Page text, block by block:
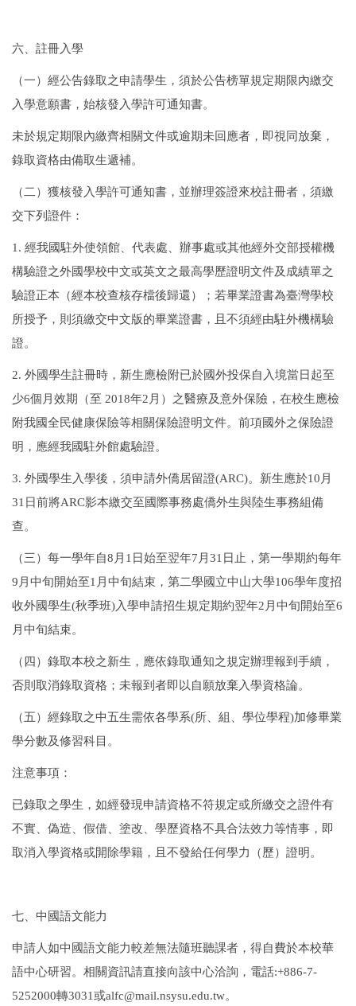
六、註冊入學
（一）經公告錄取之申請學生，須於公告榜單規定期限內繳交
入學意願書，始核發入學許可通知書。
未於規定期限內繳齊相關文件或逾期未回應者，即視同放棄，
錄取資格由備取生遞補。
（二）獲核發入學許可通知書，並辦理簽證來校註冊者，須繳
交下列證件：
1. 經我國駐外使領館、代表處、辦事處或其他經外交部授權機
構驗證之外國學校中文或英文之最高學歷證明文件及成績單之
驗證正本（經本校查核存檔後歸還）；若畢業證書為臺灣學校
所授予，則須繳交中文版的畢業證書，且不須經由駐外機構驗
證。
2. 外國學生註冊時，新生應檢附已於國外投保自入境當日起至
少6個月效期（至 2018年2 月）之醫療及意外保險，在校生應檢
附我國全民健康保險等相關保險證明文件。前項國外之保險證
明，應經我國駐外館處驗證。
3. 外國學生入學後，須申請外僑居留證(ARC)。新生應於10 月
31 日前將ARC影本繳交至國際事務處僑外生與陸生事務組備
查。
（三）每一學年自8 月 1 日始至翌年7 月31 日止，第一學期約每年
9 月中旬開始至1 月中旬結束，第二學國立中山大學106學年度招
收外國學生(秋季班)入學申請招生規定期約翌年2 月中旬開始至6
月中旬結束。
（四）錄取本校之新生，應依錄取通知之規定辦理報到手續，
否則取消錄取資格；未報到者即以自願放棄入學資格論。
（五）經錄取之中五生需依各學系(所、組、學位學程)加修畢業
學分數及修習科目。
注意事項：
已錄取之學生，如經發現申請資格不符規定或所繳交之證件有
不實、偽造、假借、塗改、學歷資格不具合法效力等情事，即
取消入學資格或開除學籍，且不發給任何學力（歷）證明。
七、中國語文能力
申請人如中國語文能力較差無法隨班聽課者，得自費於本校華
語中心研習。相關資訊請直接向該中心洽詢，電話:+886-7-
5252000轉3031或alfc@mail.nsysu.edu.tw。